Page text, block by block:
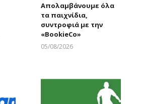
Απολαμβάνουμε όλα
τα παιχνίδια,
συντροφιά με την
«ΒοοkieCo»
05/08/2026